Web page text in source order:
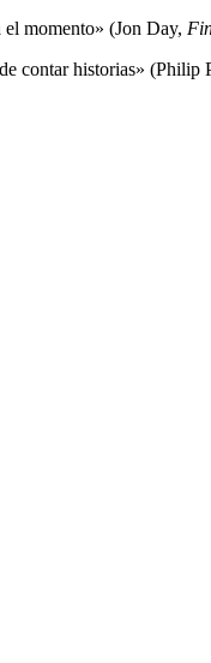
momento» (Jon Day,
contar historias» (Philip